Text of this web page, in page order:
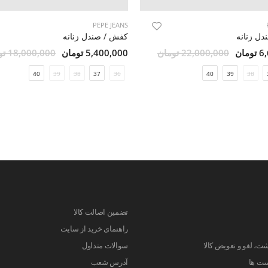
زنانه
22,000,000 تومان
38
39
40
PEPE JEANS
کفش / صندل زنانه
5,400,000 تومان 18,000,000 تومان
36
37
38
39
40
لغو و تعویض کالا
ها
تضمین اصالت کالا
راهنمای خرید از سایت
سوالات متداول
آدرس شعب